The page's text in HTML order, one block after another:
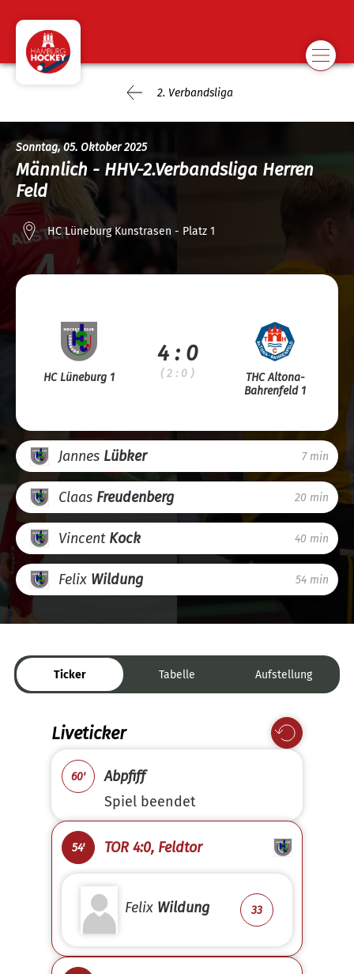
2. Verbandsliga
Sonntag, 05. Oktober 2025
Männlich - HHV-2.Verbandsliga Herren
Feld
HC Lüneburg Kunstrasen - Platz 1
HC Lüneburg 1
4 : 0
( 2 : 0 )
THC Altona-
Bahrenfeld 1
Jannes Lübker 7 min
Claas Freudenberg 20 min
Vincent Kock 40 min
Felix Wildung 54 min
Ticker Tabelle Aufstellung
Liveticker
60'
Abpfiff
Spiel beendet
54' TOR 4:0, Feldtor
Felix Wildung 33